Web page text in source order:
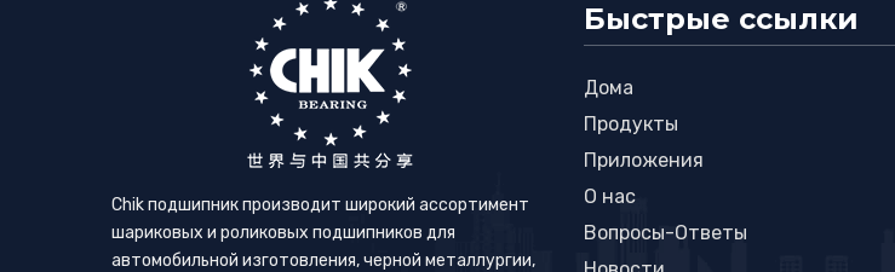
Chik подшипник производит широкий ассортимент
шариковых и роликовых подшипников для
автомобильной изготовления, черной металлургии,
Быстрые ссылки
Дома
Продукты
Приложения
О нас
Вопросы-Ответы